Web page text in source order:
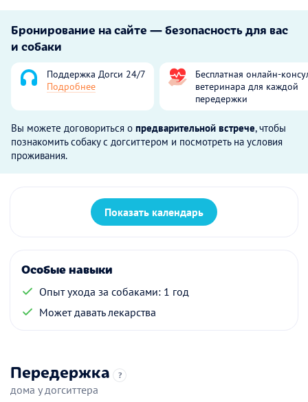
Бронирование на сайте — безопасность для вас
и собаки
Поддержка Догси 24/7
Подробнее
Бесплатная онлайн-
ветеринара для каждой
передержки
Вы можете договориться о предварительной встрече, чтобы
познакомить собаку с догситтером и посмотреть на условия
проживания.
Показать календарь
Особые навыки
Опыт ухода за собаками: 1 год
Может давать лекарства
Передержка ?
дома у догситтера